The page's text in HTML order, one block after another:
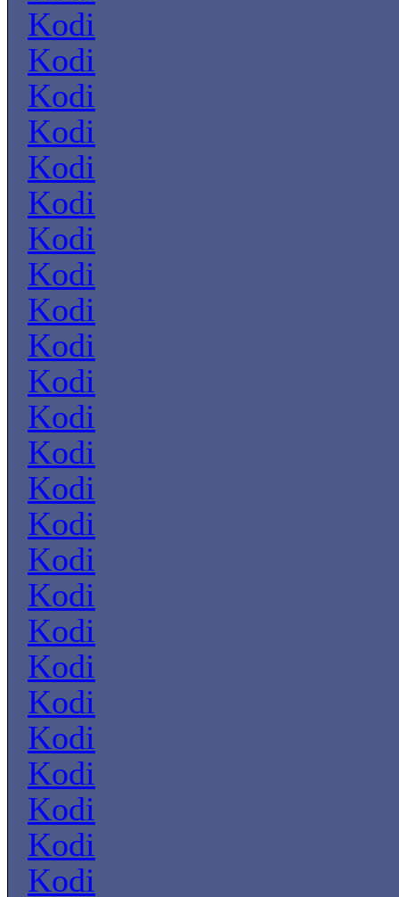
Kodi
Kodi
Kodi
Kodi
Kodi
Kodi
Kodi
Kodi
Kodi
Kodi
Kodi
Kodi
Kodi
Kodi
Kodi
Kodi
Kodi
Kodi
Kodi
Kodi
Kodi
Kodi
Kodi
Kodi
Kodi